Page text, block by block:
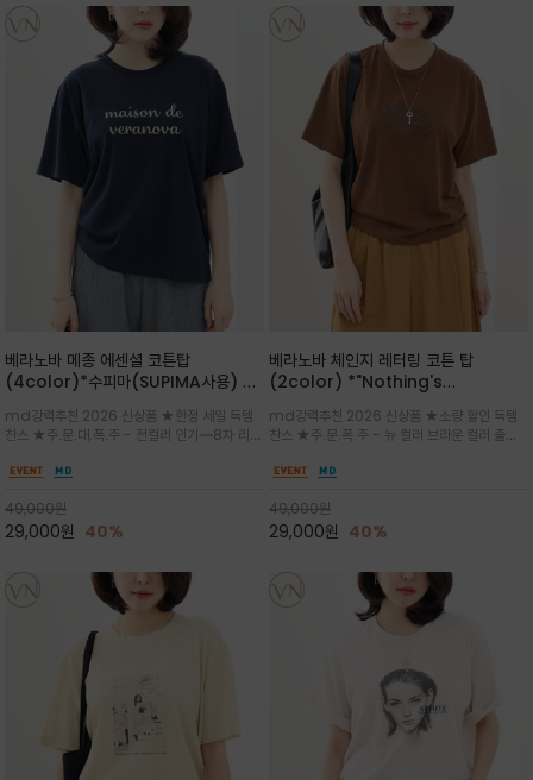
베라노바 메종 에센셜 코튼탑
(4color)*수피마(SUPIMA사용) 레
는 레터링 티셔츠
md강력추천 2026 신상품 ★한정 세일 득템
찬스 ★주.문.대.폭.주 - 전컬러 인기~~8차 리오
픽이나 컬러 조합을 통해 'Essential'한 무드를
좋은 컬러웨이와 디자인입니다^^
49,000원
29,000원 40%
베라노바 체인지 레터링 코튼 탑
(2color) *"Nothing's
도 일어나지않는것/감각적인 레터링 프
린팅이 돋보이는 베라노바 티셔츠
md강력추천 2026 신상품 ★소량 할인 득템
찬스 ★주.문.폭.주 - 뉴 컬러 브라운 컬러 출시~
무드를 만들고 기본 베이스의 컬러감이라 출근시
럽고 유연한 코튼 소재로 편안
49,000원
29,000원 40%